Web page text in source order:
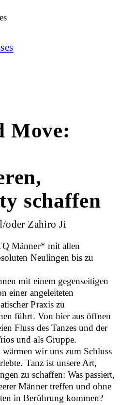
Move:
schaffen
oder Zahiro Ji
Männer* mit allen
Neulingen bis zu
mit einem gegenseitigen
einer angeleiteten
Praxis zu
führt. Von hier aus öffnen
Fluss des Tanzes und der
und als Gruppe.
wir uns zum Schluss
Tanz ist unsere Art,
zu schaffen: Was passiert,
Männer treffen und ohne
in Berührung kommen?